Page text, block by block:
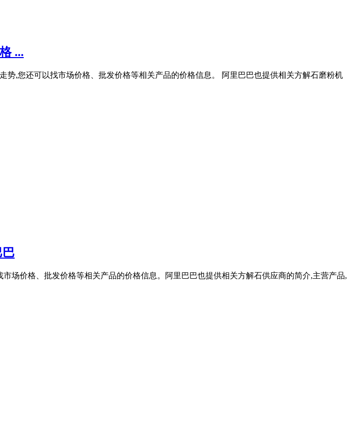
...
势,您还可以找市场价格、批发价格等相关产品的价格信息。 阿里巴巴也提供相关方解石磨粉机
巴
场价格、批发价格等相关产品的价格信息。阿里巴巴也提供相关方解石供应商的简介,主营产品,